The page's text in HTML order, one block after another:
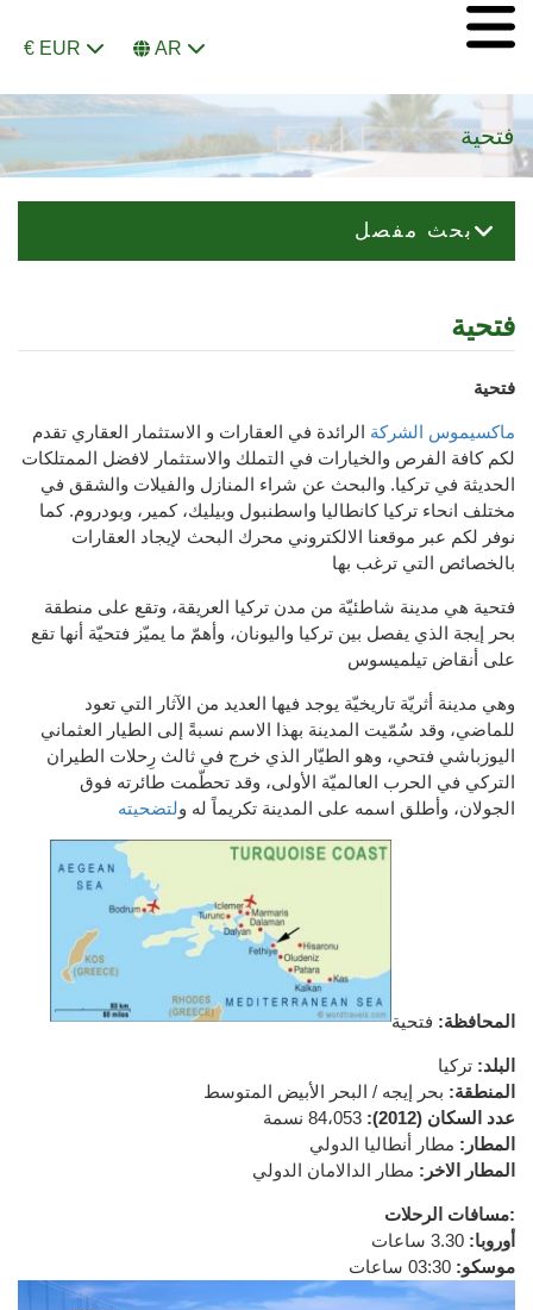
€ EUR AR
فتحية
بحث مفصل
فتحية
فتحية
ماكسيموس الشركة الرائدة في العقارات و الاستثمار العقاري تقدم
لكم كافة الفرص والخيارات في التملك والاستثمار لافضل الممتلكات
الحديثة في تركيا. والبحث عن شراء المنازل والفيلات والشقق في
مختلف انحاء تركيا كانطاليا واسطنبول وبيليك، كمير، وبودروم. كما
نوفر لكم عبر موقعنا الالكتروني محرك البحث لإيجاد العقارات
بالخصائص التي ترغب بها
فتحية هي مدينة شاطئيّة من مدن تركيا العريقة، وتقع على منطقة
بحر إيجة الذي يفصل بين تركيا واليونان، وأهمّ ما يميّز فتحيّة أنها تقع
على أنقاض تيلميسوس
وهي مدينة أثريّة تاريخيّة يوجد فيها العديد من الآثار التي تعود
للماضي، وقد سُمّيت المدينة بهذا الاسم نسبةً إلى الطيار العثماني
اليوزباشي فتحي، وهو الطيّار الذي خرج في ثالث رِحلات الطيران
التركي في الحرب العالميّة الأولى، وقد تحطّمت طائرته فوق
الجولان، وأطلق اسمه على المدينة تكريماً له ولتضحيته
المحافظة: فتحية
البلد: تركيا
المنطقة: بحر إيجه / البحر الأبيض المتوسط
عدد السكان (2012):
المطار: مطار أنطاليا الدولي
المطار
الاخر: مطار الدالامان الدولي
مسافاتالرحلات:
أوروبا:
موسكو: